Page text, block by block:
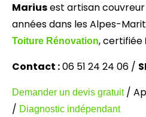
Mariusest artisan couvreur
années dans les Alpes-
Toiture Rénovation, certifiée
Contact :06 51 24 24 06 /
Demander un devis gratuit/
/ Diagnostic indépendant